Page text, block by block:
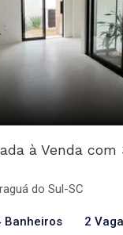
à Venda com
do Sul-SC
Banheiros 2